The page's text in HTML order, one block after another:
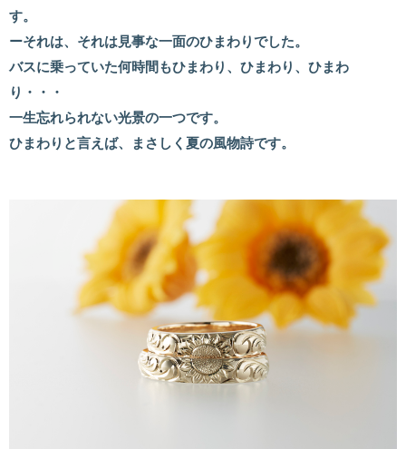
す。
ーそれは、それは見事な一面のひまわりでした。
バスに乗っていた何時間もひまわり、ひまわり、ひまわ
り・・・
一生忘れられない光景の一つです。
ひまわりと言えば、まさしく夏の風物詩です。